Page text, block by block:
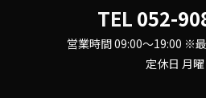
TEL 052-
営業時間 09:00～19:00 ※
定休日 月曜